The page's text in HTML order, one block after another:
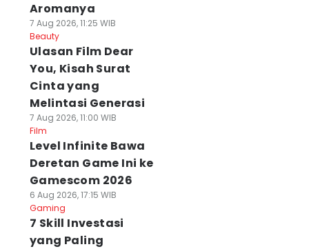
Aromanya
7 Aug 2026, 11:25 WIB
Beauty
Ulasan Film Dear
You, Kisah Surat
Cinta yang
Melintasi Generasi
7 Aug 2026, 11:00 WIB
Film
Level Infinite Bawa
Deretan Game Ini ke
Gamescom 2026
6 Aug 2026, 17:15 WIB
Gaming
7 Skill Investasi
yang Paling